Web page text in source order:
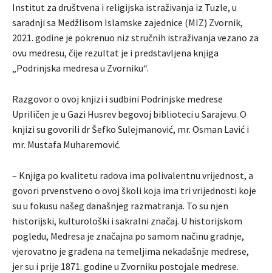
Institut za društvena i religijska istraživanja iz Tuzle, u
saradnji sa Medžlisom Islamske zajednice (MIZ) Zvornik,
2021. godine je pokrenuo niz stručnih istraživanja vezano za
ovu medresu, čije rezultat je i predstavljena knjiga
„Podrinjska medresa u Zvorniku“.
Razgovor o ovoj knjizi i sudbini Podrinjske medrese
Upriličen je u Gazi Husrev begovoj biblioteci u Sarajevu. O
knjizi su govorili dr Šefko Sulejmanović, mr. Osman Lavić i
mr. Mustafa Muharemović.
– Knjiga po kvalitetu radova ima polivalentnu vrijednost, a
govori prvenstveno o ovoj školi koja ima tri vrijednosti koje
su u fokusu našeg današnjeg razmatranja. To su njen
historijski, kulturološki i sakralni značaj. U historijskom
pogledu, Medresa je značajna po samom načinu gradnje,
vjerovatno je građena na temeljima nekadašnje medrese,
jer su i prije 1871. godine u Zvorniku postojale medrese.